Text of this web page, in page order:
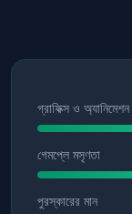
গ্রাফিক্স ও অ্যানিমেশন
গেমপ্লে মসৃণতা
পুরস্কারের মান